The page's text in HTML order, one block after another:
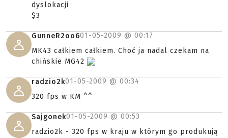
dyslokacji
$3
GunneR2oo601-05-2009 @ 00:17
MK43 całkiem całkiem. Choć ja nadal czekam na
chińskie MG42
radzio2k01-05-2009 @ 00:34
320 fps w KM ^^
Sajgonek01-05-2009 @ 00:53
radzio2k - 320 fps w kraju w którym go produkują